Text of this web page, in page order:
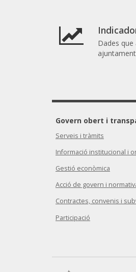
Dades que
Govern obert i
Serveis i tràmits
Informació institucional i
Gestió econòmica
Acció de govern i
Contractes, convenis i
Participació